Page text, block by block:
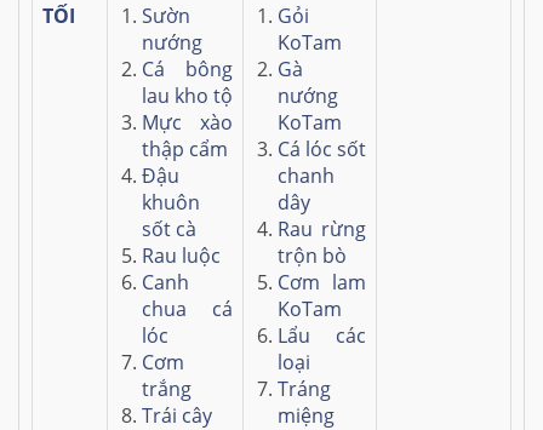
TỐI
Sườn
nướng
Cá bông
lau kho tộ
Mực xào
thập cẩm
Đậu
khuôn
sốt cà
Rau luộc
Canh
chua cá
lóc
Cơm
trắng
Trái cây
Gỏi
KoTam
Gà
nướng
KoTam
Cá lóc sốt
chanh
dây
Rau rừng
trộn bò
Cơm lam
KoTam
Lẩu các
loại
Tráng
miệng